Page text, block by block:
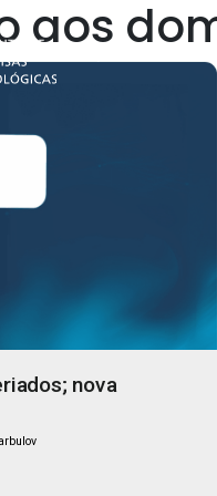
aos
nova